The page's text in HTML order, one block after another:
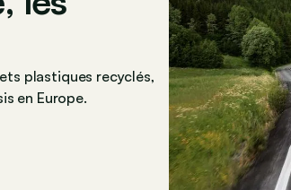
plastiques recyclés,
en Europe.